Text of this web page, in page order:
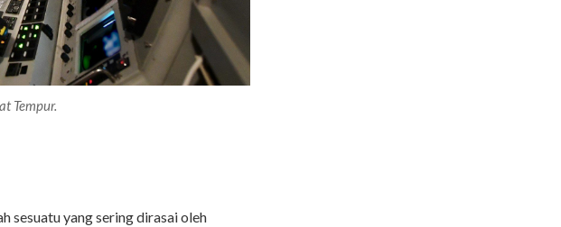
Tempur.
sesuatu yang sering dirasai oleh